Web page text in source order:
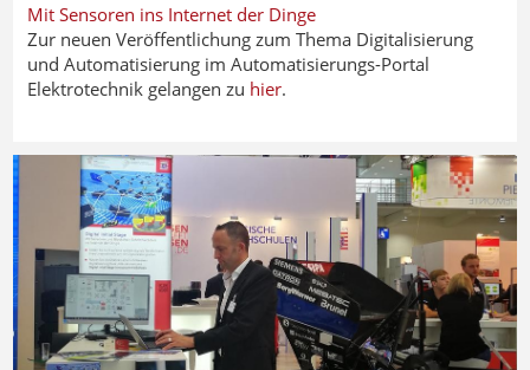
Mit Sensoren ins Internet der Dinge
Zur neuen Veröffentlichung zum Thema Digitalisierung
und Automatisierung im Automatisierungs-Portal
Elektrotechnik gelangen zu hier.